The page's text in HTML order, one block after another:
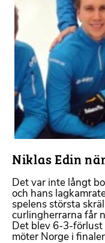
Niklas Edin
Det var inte långt
och hans
spelens största
curlingherrarna får
Det blev 6-3-förlust
möter Norge i